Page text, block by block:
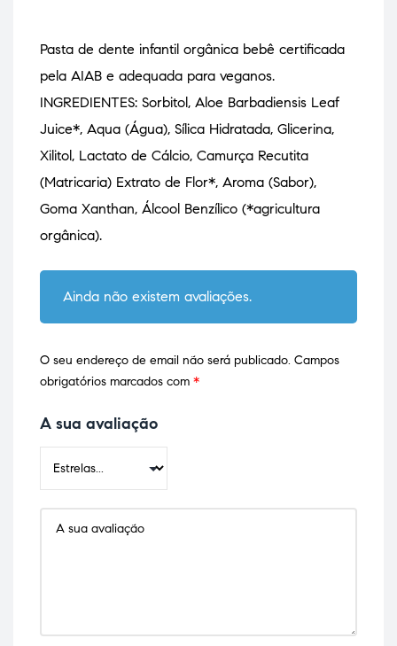
Pasta de dente infantil orgânica bebê certificada
pela AIAB e adequada para veganos.
INGREDIENTES: Sorbitol, Aloe Barbadiensis Leaf
Juice*, Aqua (Água), Sílica Hidratada, Glicerina,
Xilitol, Lactato de Cálcio, Camurça Recutita
(Matricaria) Extrato de Flor*, Aroma (Sabor),
Goma Xanthan, Álcool Benzílico (*agricultura
orgânica).
Ainda não existem avaliações.
O seu endereço de email não será publicado. Campos
obrigatórios marcados com *
A sua avaliação